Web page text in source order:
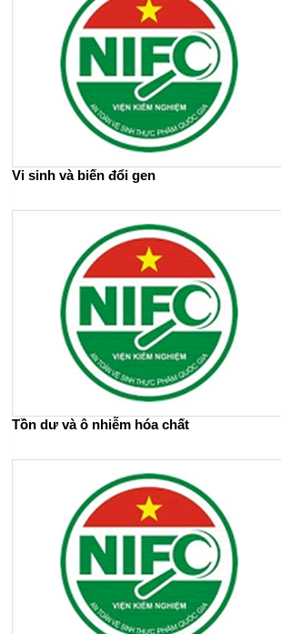
Vi sinh và biến đổi gen
Tồn dư và ô nhiễm hóa chất